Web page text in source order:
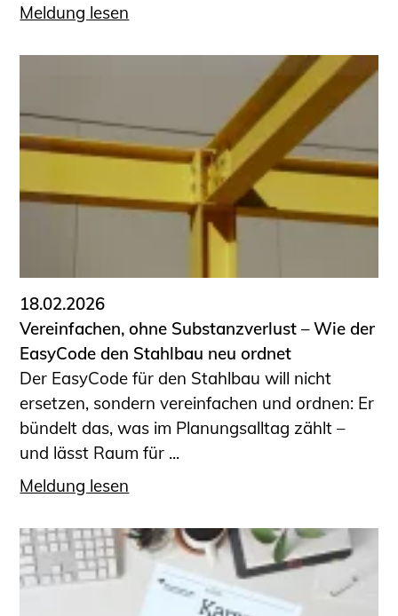
Meldung lesen
18.02.2026
Vereinfachen, ohne Substanzverlust – Wie der
EasyCode den Stahlbau neu ordnet
Der EasyCode für den Stahlbau will nicht
ersetzen, sondern vereinfachen und ordnen: Er
bündelt das, was im Planungsalltag zählt –
und lässt Raum für ...
Meldung lesen